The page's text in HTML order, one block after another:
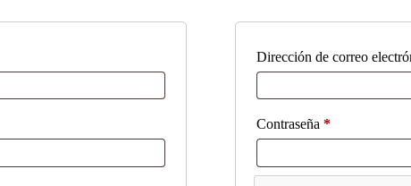
Dirección de correo
Contraseña *Obligatorio